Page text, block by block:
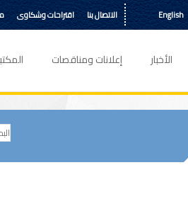
الاتصال بنا اقتراحات وشكاوى English
الأخبار إعلانات ومناقصات